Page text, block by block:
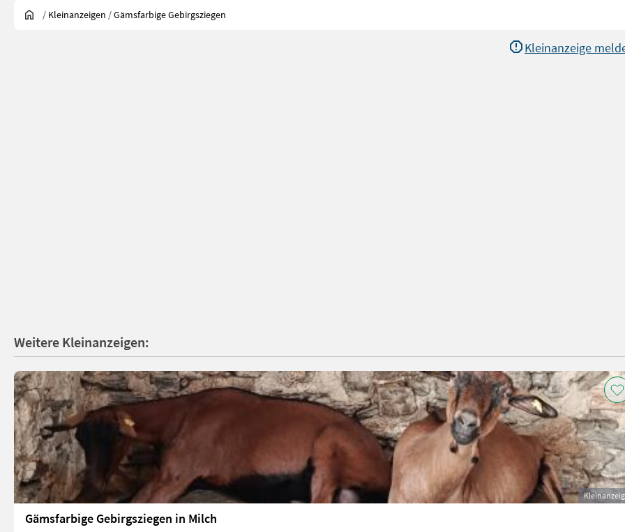
/ Kleinanzeigen /Gämsfarbige Gebirgsziegen
Kleinanzeige
Weitere Kleinanzeigen:
Gämsfarbige Gebirgsziegen in Milch